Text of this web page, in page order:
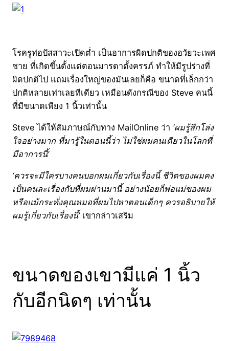
โรครูท่อปัสสาวะเปิดต่ำ เป็นอาการผิดปกติของอวัยวะเพศ
ชาย ที่เกิดขึ้นตั้งแต่ตอนมารดาตั้งครรภ์ ทำให้มีรูปร่างที่
ผิดปกติไป แถมเรื่องใหญ่ของมันเลยก็คือ ขนาดที่เล็กกว่า
ปกติหลายเท่าเลยทีเดียว เหมือนดังกรณีของ Steve คนนี้
ที่มีขนาดเพียง 1 นิ้วเท่านั้น
Steve ได้ให้สัมภาษณ์กับทาง MailOnline ว่า ‘ผมรู้สึกโล่ง
ใจอย่างมาก ที่มารู้ในตอนนี้ว่า ไม่ใช่ผมคนเดียวในโลกที่
มีอาการนี้’
‘ควรจะมีใครบางคนบอกผมเกี่ยวกับเรื่องนี้ ชีวิตของผมคง
เป็นคนละเรื่องกับที่ผมผ่านมานี้ อย่างน้อยก็พ่อแม่ของผม
หรือแม้กระทั่งคุณหมอที่ผมไปหาตอนเด็กๆ ควรอธิบายให้
ผมรู้เกี่ยวกับเรื่องนี้’เขากล่าวเสริม
ขนาดของเขามีแค่ 1 นิ้ว
กับอีกนิดๆ เท่านั้น